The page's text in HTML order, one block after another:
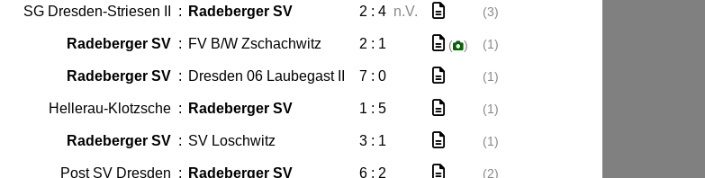
SG Dresden-Striesen II : Radeberger SV 2 : 4 n.V. (3)
Radeberger SV : FV B/W Zschachwitz 2 : 1 ( ) (1)
Radeberger SV : Dresden 06 Laubegast II 7 : 0 (1)
Hellerau-Klotzsche : Radeberger SV 1 : 5 (1)
Radeberger SV : SV Loschwitz 3 : 1 (1)
Post SV Dresden : Radeberger SV 6 : 2 (2)